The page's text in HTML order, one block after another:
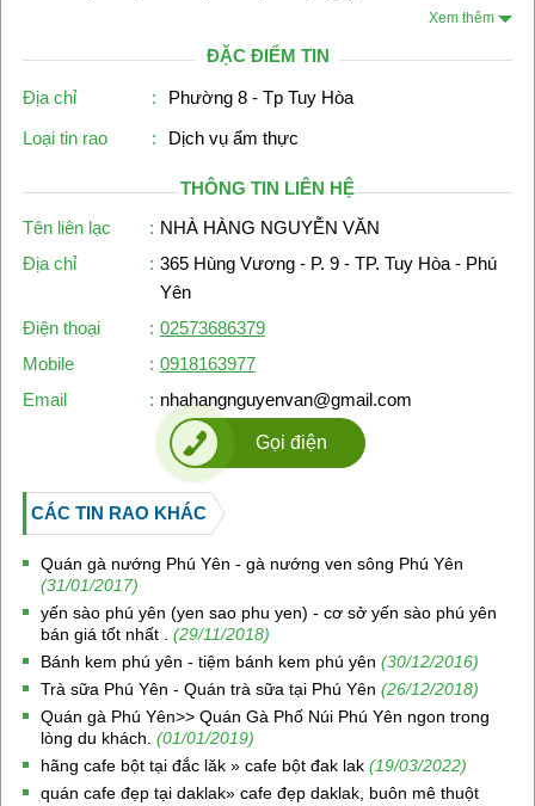
Xem thêm
ĐẶC ĐIỂM TIN
Địa chỉ :
Phường 8 - Tp Tuy Hòa
Loại tin rao
: Dịch vụ ẩm thực
THÔNG TIN LIÊN HỆ
Tên liên lạc
: NHÀ HÀNG NGUYỄN VĂN
Địa chỉ
: 365 Hùng Vương - P. 9 - TP. Tuy Hòa - Phú
Yên
Điện thoại
: 02573686379
Mobile
: 0918163977
Email
: nhahangnguyenvan@gmail.com
Gọi điện
CÁC TIN RAO KHÁC
Quán gà nướng Phú Yên - gà nướng ven sông Phú Yên
(31/01/2017)
yến sào phú yên (yen sao phu yen) - cơ sở yến sào phú yên
bán giá tốt nhất . (29/11/2018)
Bánh kem phú yên - tiệm bánh kem phú yên (30/12/2016)
Trà sữa Phú Yên - Quán trà sữa tại Phú Yên (26/12/2018)
Quán gà Phú Yên>> Quán Gà Phố Núi Phú Yên ngon trong
lòng du khách. (01/01/2019)
hãng cafe bột tại đắc lăk » cafe bột đak lak (19/03/2022)
quán cafe đẹp tại daklak» cafe đẹp daklak, buôn mê thuột